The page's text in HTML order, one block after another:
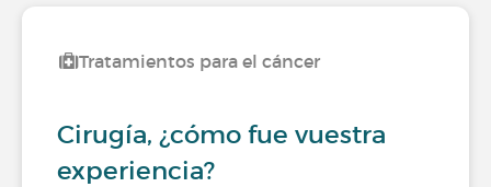
Tratamientos para el cáncer
Cirugía, ¿cómo fue vuestra
experiencia?